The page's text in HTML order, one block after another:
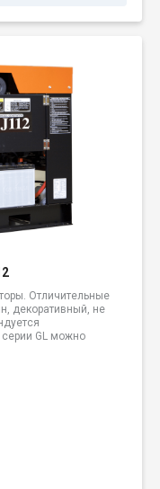
Отличительные
декоративный, не
GL можно